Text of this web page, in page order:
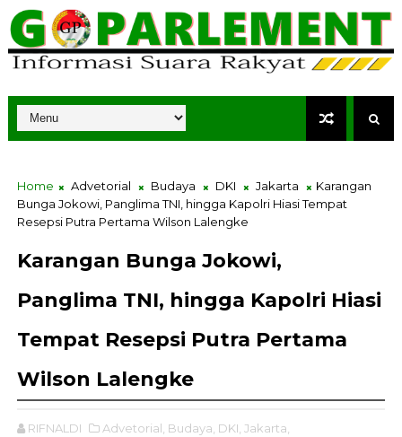
Home Advetorial Budaya DKI Jakarta
Karangan
Bunga Jokowi, Panglima TNI, hingga Kapolri Hiasi Tempat
Resepsi Putra Pertama Wilson Lalengke
Karangan Bunga Jokowi,
Panglima TNI, hingga Kapolri Hiasi
Tempat Resepsi Putra Pertama
Wilson Lalengke
RIFNALDI Advetorial, Budaya, DKI, Jakarta,